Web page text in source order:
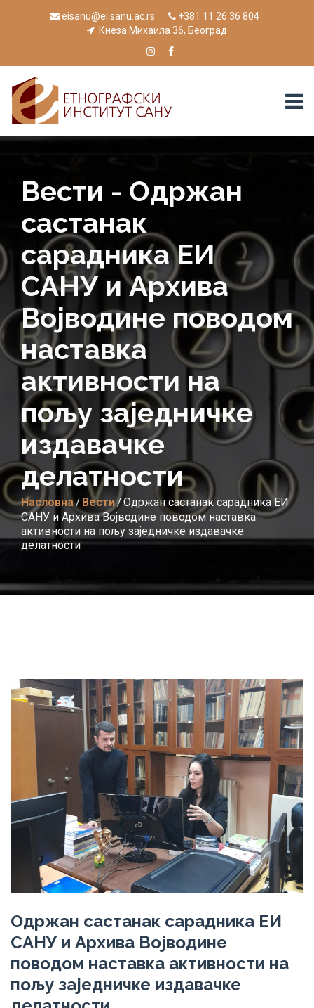
eisanu@ei.sanu.ac.rs
+381 11 26 36 804
Кнеза Михаила 36, Београд
Вести - Одржан
састанак
сарадника ЕИ
САНУ и Архива
Војводине поводом
наставка
активности на
пољу заједничке
издавачке
делатности
Насловна/ Вести/Одржан састанак сарадника ЕИ
САНУ и Архива Војводине поводом наставка
активности на пољу заједничке издавачке
делатности
Одржан састанак сарадника ЕИ
САНУ и Архива Војводине
поводом наставка активности на
пољу заједничке издавачке